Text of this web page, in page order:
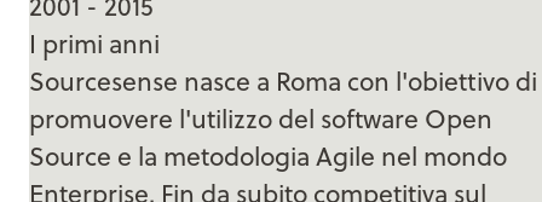
I primi anni
Sourcesense nasce a Roma con l'obiettivo di
promuovere l'utilizzo del software Open
Source e la metodologia Agile nel mondo
Enterprise. Fin da subito competitiva sul